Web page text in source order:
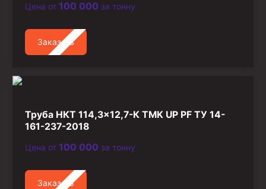
Цена от 100 000 за тонну
Заказать
Труба НКТ 114,3×12,7-К TMK UP PF ТУ 14-
161-237-2018
Цена от 100 000 за тонну
Заказать